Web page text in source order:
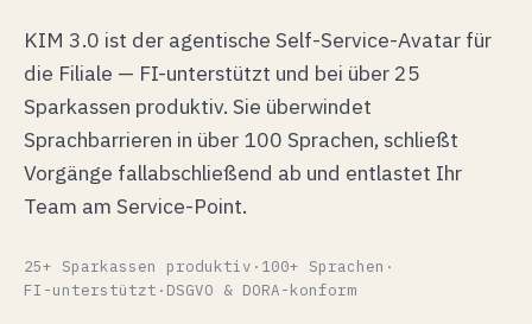
KIM 3.0 ist der agentische Self-Service-Avatar für
die Filiale — FI-unterstützt und bei über 25
Sparkassen produktiv. Sie überwindet
Sprachbarrieren in über 100 Sprachen, schließt
Vorgänge fallabschließend ab und entlastet Ihr
Team am Service-Point.
25+ Sparkassen produktiv · 100+ Sprachen ·
FI-unterstützt · DSGVO & DORA-konform